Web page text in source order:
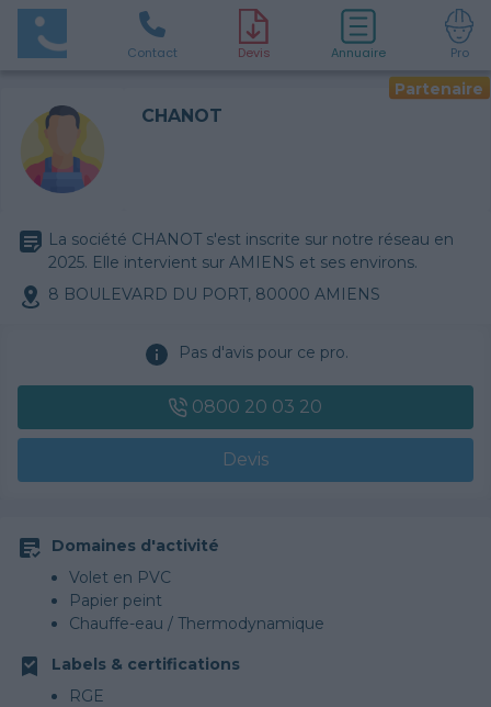
Contact Devis Annuaire Pro
Partenaire
CHANOT
La société CHANOT s'est inscrite sur notre réseau en
2025. Elle intervient sur AMIENS et ses environs.
8 BOULEVARD DU PORT, 80000 AMIENS
Pas d'avis pour ce pro.
0800 20 03 20
Devis
Domaines d'activité
Volet en PVC
Papier peint
Chauffe-eau / Thermodynamique
Labels & certifications
RGE